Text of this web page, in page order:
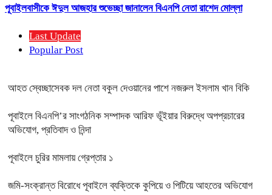
পূবাইলবাসীকে ঈদুল আজহার শুভেচ্ছা জানালেন বিএনপি নেতা রাশেদ মোল্লা
Last Update
Popular Post
আহত স্বেচ্ছাসেবক দল নেতা বকুল দেওয়ানের পাশে নজরুল ইসলাম খান বিকি
পূবাইলে বিএনপি’র সাংগঠনিক সম্পাদক আরিফ ভূঁইয়ার বিরুদ্ধে অপপ্রচারের
অভিযোগ, প্রতিবাদ ও নিন্দা
পূবাইলে চুরির মামলায় গ্রেপ্তার ১
জমি-সংক্রান্ত বিরোধে পূবাইলে ব্যক্তিকে কুপিয়ে ও পিটিয়ে আহতের অভিযোগ